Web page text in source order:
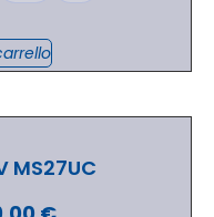
MS27UC